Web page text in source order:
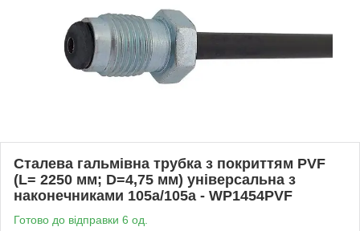
Сталева гальмівна трубка з покриттям PVF
(L= 2250 мм; D=4,75 мм) універсальна з
наконечниками 105а/105а - WP1454PVF
Готово до відправки 6 од.